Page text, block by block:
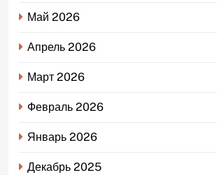
Май 2026
Апрель 2026
Март 2026
Февраль 2026
Январь 2026
Декабрь 2025